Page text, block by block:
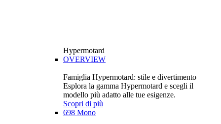
Hypermotard
OVERVIEW
Famiglia Hypermotard: stile e divertimento
Esplora la gamma Hypermotard e scegli il
modello più adatto alle tue esigenze.
Scopri di più
698 Mono